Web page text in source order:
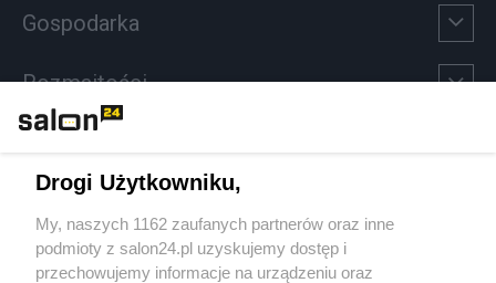
Gospodarka
Rozmaitości
Sport
Społeczeństwo
Drogi Użytkowniku,
My, naszych 1162 zaufanych partnerów oraz inne
podmioty z salon24.pl uzyskujemy dostęp i
przechowujemy informacje na urządzeniu oraz